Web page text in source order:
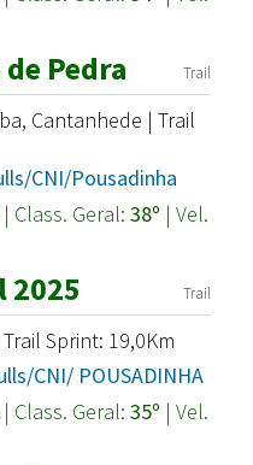
Pedra Trail
Cantanhede | Trail
CNI/Pousadinha
| Class. Geral: 38º | Vel.
2025 Trail
Sprint: 19,0Km
CNI/ POUSADINHA
| Class. Geral: 35º | Vel.